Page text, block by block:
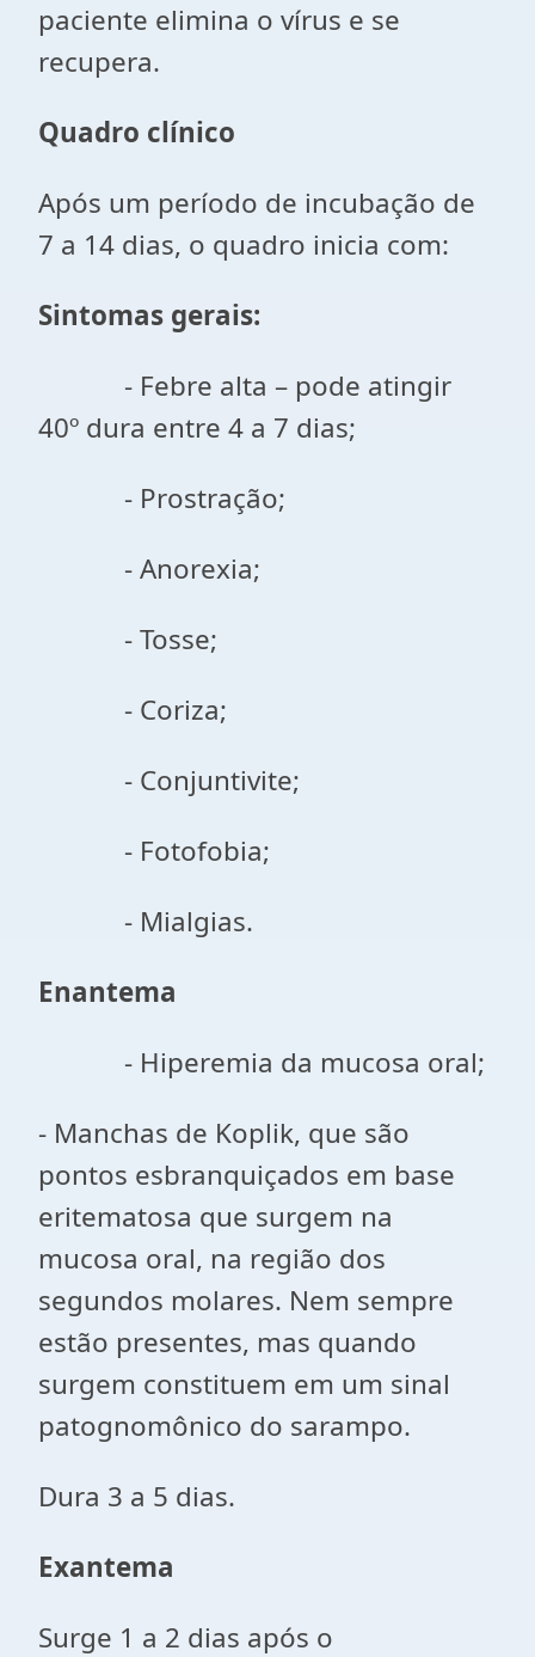
paciente elimina o vírus e se
recupera.
Quadro clínico
Após um período de incubação de
7 a 14 dias, o quadro inicia com:
Sintomas gerais:
- Febre alta – pode atingir
40º dura entre 4 a 7 dias;
- Prostração;
- Anorexia;
- Tosse;
- Coriza;
- Conjuntivite;
- Fotofobia;
- Mialgias.
Enantema
- Hiperemia da mucosa oral;
- Manchas de Koplik, que são
pontos esbranquiçados em base
eritematosa que surgem na
mucosa oral, na região dos
segundos molares. Nem sempre
estão presentes, mas quando
surgem constituem em um sinal
patognomônico do sarampo.
Dura 3 a 5 dias.
Exantema
Surge 1 a 2 dias após o